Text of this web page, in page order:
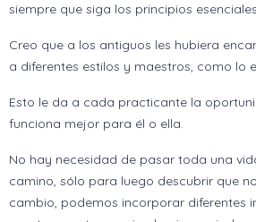
siempre que siga los principios
Creo que a los antiguos les hubiera
a diferentes estilos y maestros, como lo
Esto le da a cada practicante la
funciona mejor para él o ella.
No hay necesidad de pasar toda una
camino, sólo para luego descubrir que
cambio, podemos incorporar diferentes